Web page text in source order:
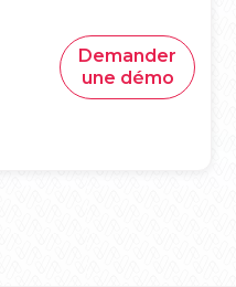
Demander
une démo